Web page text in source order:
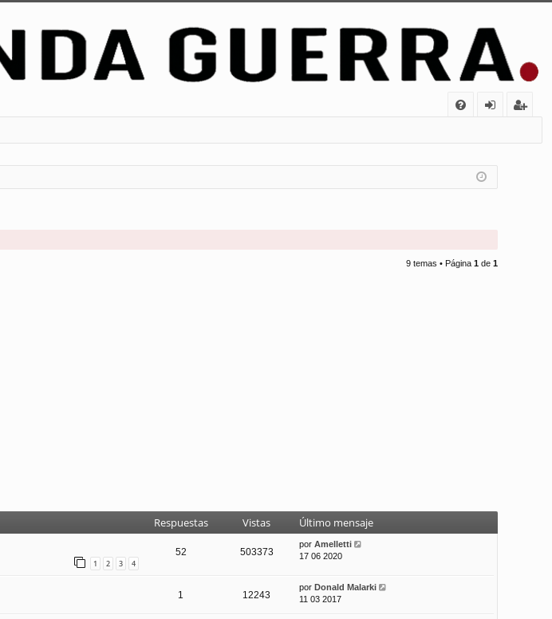
9 temas • Página 1de 1
Respuestas Vistas Último mensaje
1 2 3 4
52 503373
por Amelletti
17 06 2020
1 12243
por Donald Malarki
11 03 2017